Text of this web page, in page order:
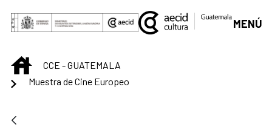
Saltar al contenido principal
MENÚ
INICIOCCE - GUATEMALA
Muestra de Cine Europeo